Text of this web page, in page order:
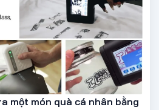
một món quà cá nhân bằng